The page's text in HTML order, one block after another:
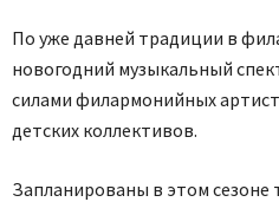
По уже давней традиции в
новогодний музыкальный
силами филармонийных
детских коллективов.
Запланированы в этом сезоне